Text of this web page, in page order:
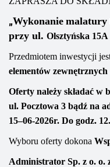
„Wykonanie malatury
przy ul. Olsztyńska 15A
Przedmiotem inwestycji
elementów zewnętrznych
Oferty należy składać w
ul. Pocztowa 3 bądź na
15–06-2026r. Do godz. 1
Wyboru oferty dokona
Administrator Sp. z o. o.